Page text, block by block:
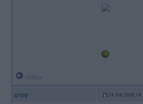
gapp 24. Feb 2008,